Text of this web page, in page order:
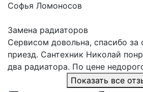
Софья Ломоносов
Замена радиаторов
Сервисом довольна, спасибо за
приезд. Сантехник Николай
два радиатора. По цене
Показать все